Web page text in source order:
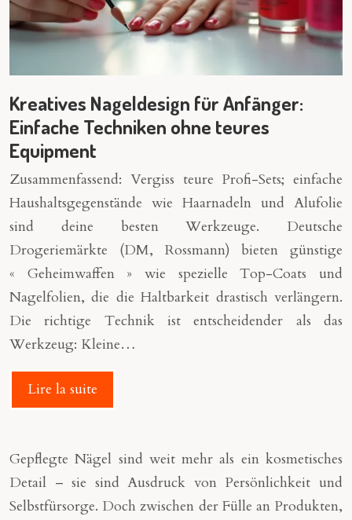
Kreatives Nageldesign für Anfänger:
Einfache Techniken ohne teures
Equipment
Zusammenfassend: Vergiss teure Profi-Sets; einfache
Haushaltsgegenstände wie Haarnadeln und Alufolie
sind deine besten Werkzeuge. Deutsche
Drogeriemärkte (DM, Rossmann) bieten günstige
« Geheimwaffen » wie spezielle Top-Coats und
Nagelfolien, die die Haltbarkeit drastisch verlängern.
Die richtige Technik ist entscheidender als das
Werkzeug: Kleine…
Lire la suite
Gepflegte Nägel sind weit mehr als ein kosmetisches
Detail – sie sind Ausdruck von Persönlichkeit und
Selbstfürsorge. Doch zwischen der Fülle an Produkten,